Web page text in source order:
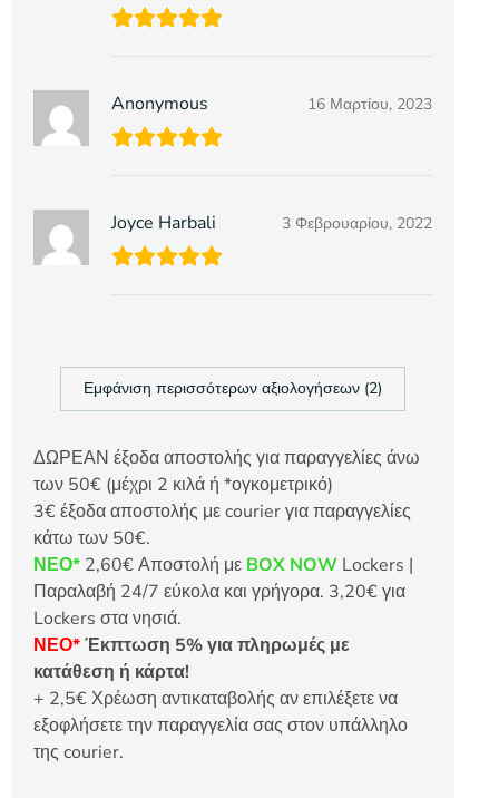
Anonymous 16 Μαρτίου, 2023
Joyce Harbali 3 Φεβρουαρίου, 2022
Εμφάνιση περισσότερων αξιολογήσεων (2)
ΔΩΡΕΑΝ έξοδα αποστολής για παραγγελίες άνω
των 50€ (μέχρι 2 κιλά ή *ογκομετρικό)
3€ έξοδα αποστολής με courier για παραγγελίες
κάτω των 50€.
ΝΕΟ* 2,60€ Αποστολή με BOX NOW Lockers |
Παραλαβή 24/7 εύκολα και γρήγορα. 3,20€ για
Lockers στα νησιά.
ΝΕΟ*Έκπτωση 5% για πληρωμές με
κατάθεση ή κάρτα!
+ 2,5€ Χρέωση αντικαταβολής αν επιλέξετε να
εξοφλήσετε την παραγγελία σας στον υπάλληλο
της courier.